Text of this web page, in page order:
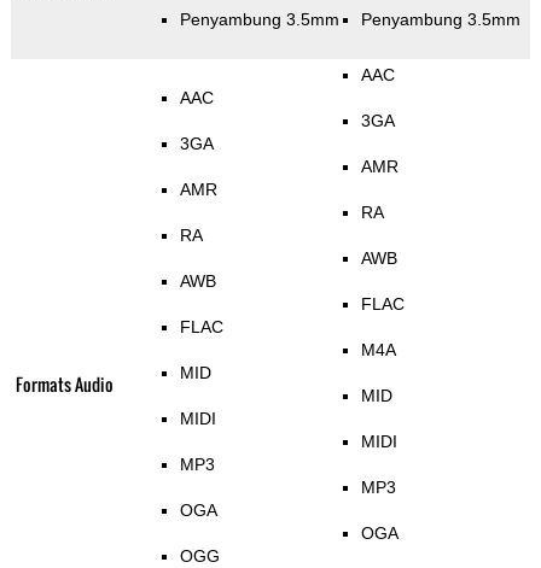
Penyambung 3.5mm Penyambung 3.5mm
Formats Audio
AAC
3GA
AMR
RA
AWB
FLAC
MID
MIDI
MP3
OGA
OGG
AAC
3GA
AMR
RA
AWB
FLAC
M4A
MID
MIDI
MP3
OGA